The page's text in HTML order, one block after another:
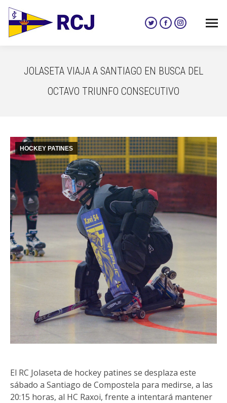
Twitter
in
new
window
Facebook
in
new
window
Instagram
in
new
JOLASETA VIAJA A SANTIAGO EN BUSCA DEL
OCTAVO TRIUNFO CONSECUTIVO
HOCKEY PATINES
El RC Jolaseta de hockey patines se desplaza este
sábado a Santiago de Compostela para medirse, a las
20:15 horas, al HC Raxoi, frente a intentará mantener